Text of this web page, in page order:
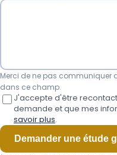
Merci de ne pas communiquer
dans ce champ.
J'accepte d'être
demande et que mes
savoir plus.
Demander une étude